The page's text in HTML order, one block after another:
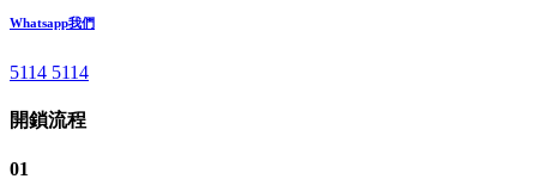
Whatsapp我們
5114 5114
開鎖流程
01